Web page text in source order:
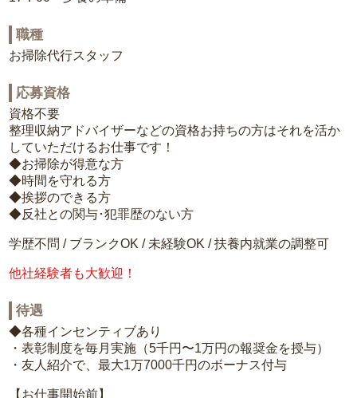
職種
お掃除代行スタッフ
応募資格
資格不要
整理収納アドバイザーなどの資格お持ちの方はそれを活か
していただけるお仕事です！
◆お掃除が得意な方
◆時間を守れる方
◆挨拶のできる方
◆反社との関与･犯罪歴のない方
学歴不問 / ブランクOK / 未経験OK / 扶養内就業の調整可
他社経験者も大歓迎！
待遇
◆各種インセンティブあり
・表彰制度を毎月実施（5千円〜1万円の報奨金を授与）
・友人紹介で、最大1万7000千円のボーナス付与
【お仕事開始前】